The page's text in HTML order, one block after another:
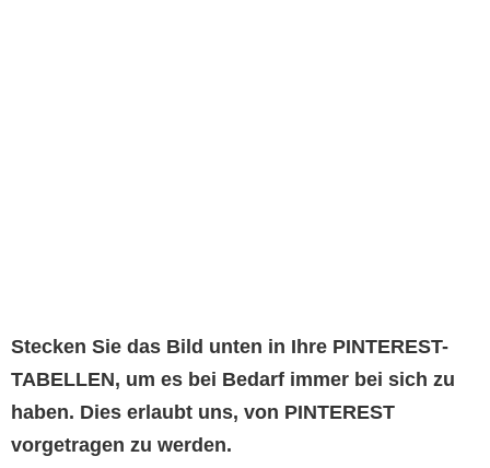
Stecken Sie das Bild unten in Ihre PINTEREST-
TABELLEN, um es bei Bedarf immer bei sich zu
haben. Dies erlaubt uns, von PINTEREST
vorgetragen zu werden.